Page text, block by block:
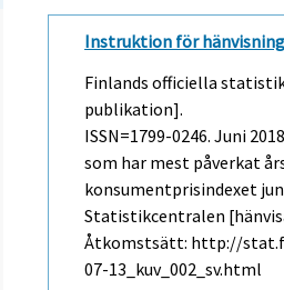
Instruktion för
Finlands officiella
publikation].
ISSN=1799-0246.Juni
som har mest påverkat
konsumentprisindexet
Statistikcentralen
Åtkomstsätt: http://
07-13_kuv_002_sv.html